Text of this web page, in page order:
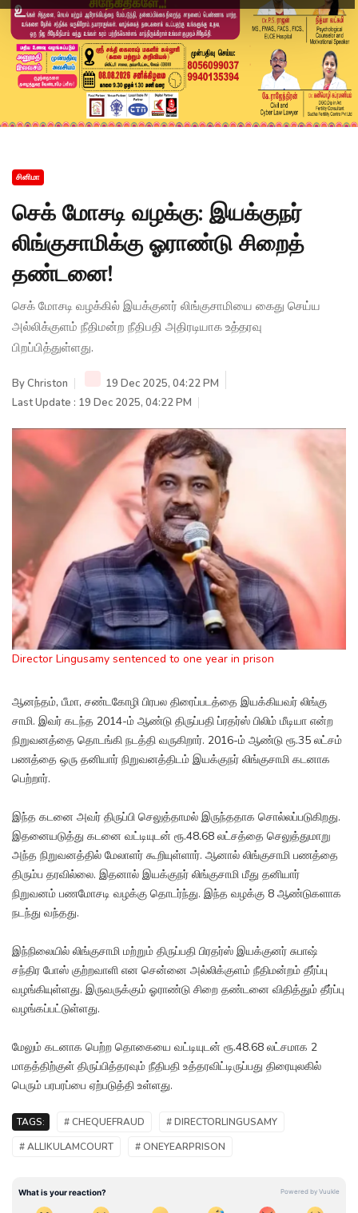
சினிமா
செக் மோசடி வழக்கு: இயக்குநர்
லிங்குசாமிக்கு ஓராண்டு சிறைத்
தண்டனை!
செக் மோசடி வழக்கில் இயக்குனர் லிங்குசாமியை கைது செய்ய
அல்லிக்குளம் நீதிமன்ற நீதிபதி அதிரடியாக உத்தரவு
பிறப்பித்துள்ளது.
ByChriston
19 Dec 2025, 04:22 PM
Last Update : 19 Dec 2025, 04:22 PM
Director Lingusamy sentenced to one year in prison
ஆனந்தம், பீமா, சண்டகோழி பிரபல திரைப்படத்தை இயக்கியவர் லிங்கு
சாமி. இவர் கடந்த 2014-ம் ஆண்டு திருப்பதி ப்ரதர்ஸ் பிலிம் மீடியா என்ற
நிறுவனத்தை தொடங்கி நடத்தி வருகிறார். 2016-ம் ஆண்டு ரூ.35 லட்சம்
பணத்தை ஒரு தனியார் நிறுவனத்திடம் இயக்குநர் லிங்குசாமி கடனாக
பெற்றார்.
இந்த கடனை அவர் திருப்பி செலுத்தாமல் இருந்ததாக சொல்லப்படுகிறது.
இதனையடுத்து கடனை வட்டியுடன் ரூ.48.68 லட்சத்தை செலுத்துமாறு
அந்த நிறுவனத்தில் மேலாளர் கூறியுள்ளார். ஆனால் லிங்குசாமி பணத்தை
திரும்ப தரவில்லை. இதனால் இயக்குநர் லிங்குசாமி மீது தனியார்
நிறுவனம் பணமோசடி வழக்கு தொடர்ந்து. இந்த வழக்கு 8 ஆண்டுகளாக
நடந்து வந்தது.
இந்நிலையில் லிங்குசாமி மற்றும் திருப்பதி பிரதர்ஸ் இயக்குனர் சுபாஷ்
சந்திர போஸ் குற்றவாளி என சென்னை அல்லிக்குளம் நீதிமன்றம் தீர்ப்பு
வழங்கியுள்ளது. இருவருக்கும் ஓராண்டு சிறை தண்டனை விதித்தும் தீர்ப்பு
வழங்கப்பட்டுள்ளது.
மேலும் கடனாக பெற்ற தொகையை வட்டியுடன் ரூ.48.68 லட்சமாக 2
மாதத்திற்குள் திருப்பித்தரவும் நீதிபதி உத்தரவிட்டிருப்பது திரையுலகில்
பெரும் பரபரப்பை ஏற்படுத்தி உள்ளது.
TAGS: # CHEQUEFRAUD
# DIRECTORLINGUSAMY
# ALLIKULAMCOURT
# ONEYEARPRISON